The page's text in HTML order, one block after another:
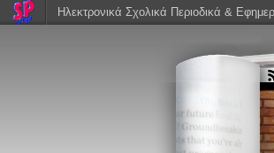
Ηλεκτρονικά Σχολικά Περιοδικά &